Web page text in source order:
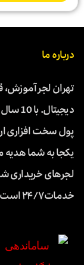
درباره ما
تهران لجر
پول سخت افزاری
یکجا به شما
لجرهای خریداری
خدمات ۲۴/۷ است.